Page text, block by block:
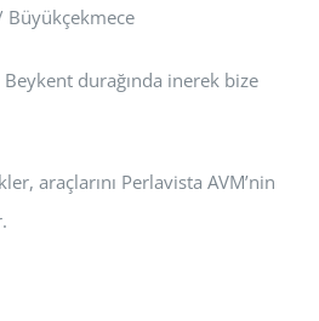
Büyükçekmece
durağında inerek bize
araçlarını Perlavista AVM’nin